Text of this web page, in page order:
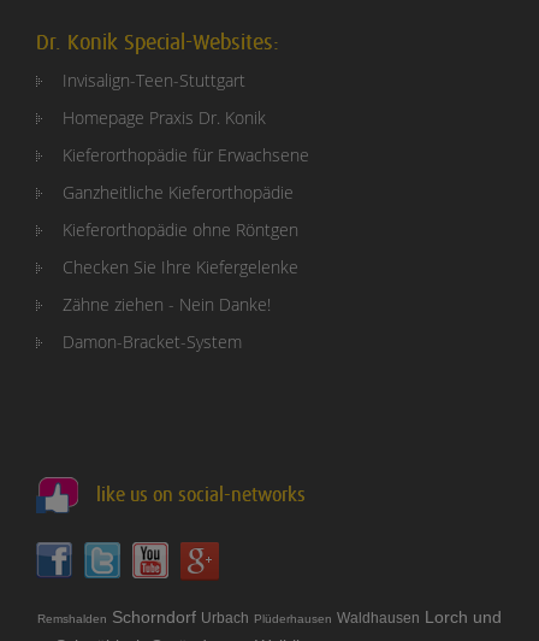
Dr. Konik Special-Websites:
Invisalign-Teen-Stuttgart
Homepage Praxis Dr. Konik
Kieferorthopädie für Erwachsene
Ganzheitliche Kieferorthopädie
Kieferorthopädie ohne Röntgen
Checken Sie Ihre Kiefergelenke
Zähne ziehen - Nein Danke!
Damon-Bracket-System
like us on social-networks
Remshalden Schorndorf Urbach Plüderhausen Waldhausen Lorch und